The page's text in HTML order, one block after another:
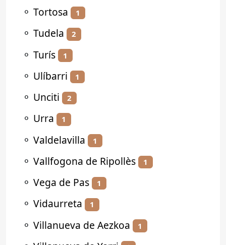
⚬ Tortosa 1
⚬ Tudela 2
⚬ Turís 1
⚬ Ulíbarri 1
⚬ Unciti 2
⚬ Urra 1
⚬ Valdelavilla 1
⚬ Vallfogona de Ripollès 1
⚬ Vega de Pas 1
⚬ Vidaurreta 1
⚬ Villanueva de Aezkoa 1